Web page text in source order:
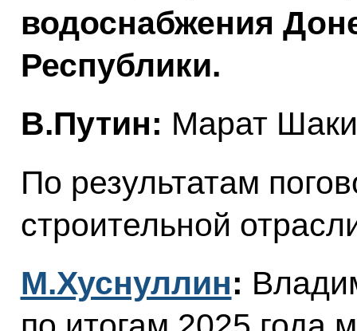
водоснабжения
Республики.
В.Путин: Марат
По результатам
строительной
М.Хуснуллин: